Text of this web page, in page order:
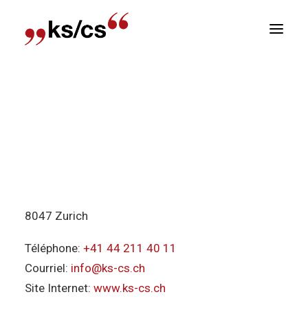
8047 Zurich
Téléphone: +41 44 211 40 11
Courriel: info@ks-cs.ch
Site Internet: www.ks-cs.ch